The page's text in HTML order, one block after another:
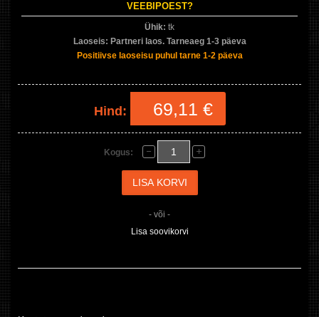
VEEBIPOEST?
Ühik: tk
Laoseis: Partneri laos. Tarneaeg 1-3 päeva
Positiivse laoseisu puhul tarne 1-2 päeva
Hind: 69,11 €
Kogus:
- või -
Lisa soovikorvi